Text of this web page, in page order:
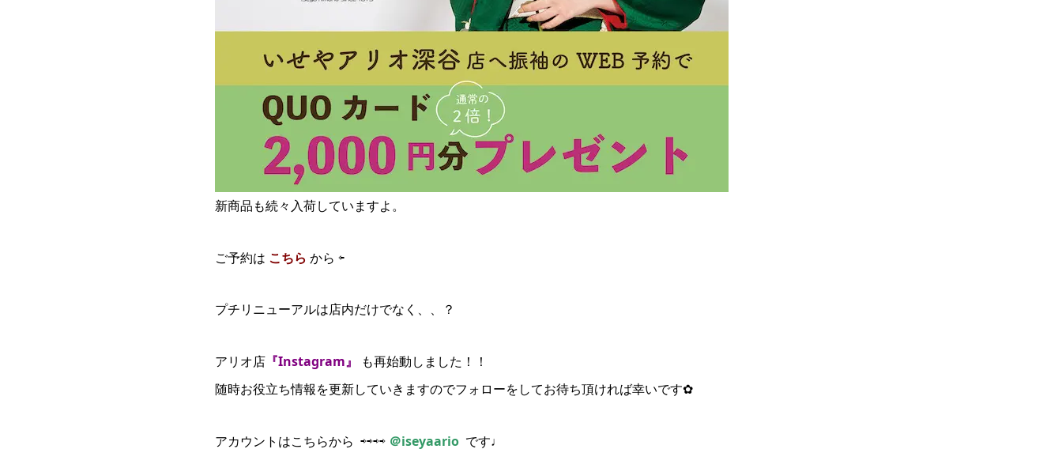
新商品も続々入荷していますよ。
ご予約は こちら から ⇦
プチリニューアルは店内だけでなく、、？
アリオ店 『Instagram』
も再始動しました！！
随時お役立ち情報を更新していきますのでフォローをしてお待ち頂ければ幸いです✿
アカウントはこちらから ⇨⇨⇨⇨ ＠iseyaario です♩